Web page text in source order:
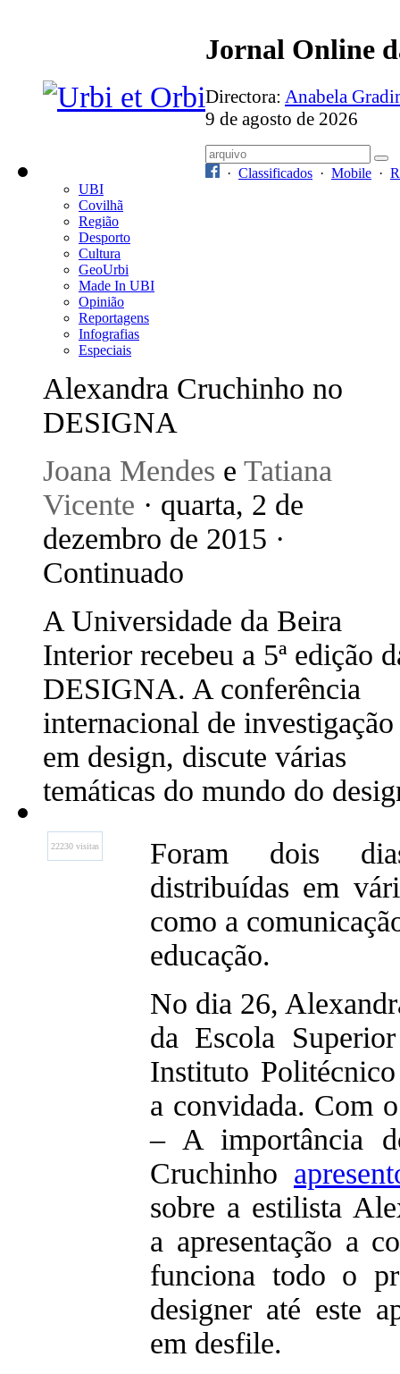
Jornal Online
Directora: Anabela
9 de agosto de 2026
· Classificados · Mobile ·
UBI
Covilhã
Região
Desporto
Cultura
GeoUrbi
Made In UBI
Opinião
Reportagens
Infografias
Especiais
Alexandra Cruchinho no
DESIGNA
Joana Mendes e Tatiana
Vicente · quarta, 2 de
dezembro de 2015 ·
Continuado
A Universidade da Beira
Interior recebeu a 5ª edição
DESIGNA. A conferência
internacional de investigação
em design, discute várias
temáticas do mundo do
22230 visitas
Foram dois
distribuídas em
como a
educação.
No dia 26,
da Escola
Instituto
a convidada. Com
– A importância
Cruchinho
sobre a estilista
a apresentação a
funciona todo o
designer até este
em desfile.